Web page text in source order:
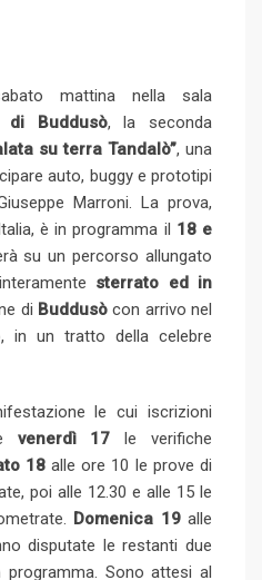
n
U
p
o
n
t
mattina nella sala
di Buddusò, la seconda
su terra Tandalò”, una
auto, buggy e prototipi
Marroni. La prova,
è in programma il 18 e
su un percorso allungato
sterrato ed in
di Buddusòcon arrivo nel
in un tratto della celebre
le cui iscrizioni
venerdì 17 le verifiche
18alle ore 10 le prove di
poi alle 12.30 e alle 15 le
Domenica 19alle
disputate le restanti due
Sono attesi al